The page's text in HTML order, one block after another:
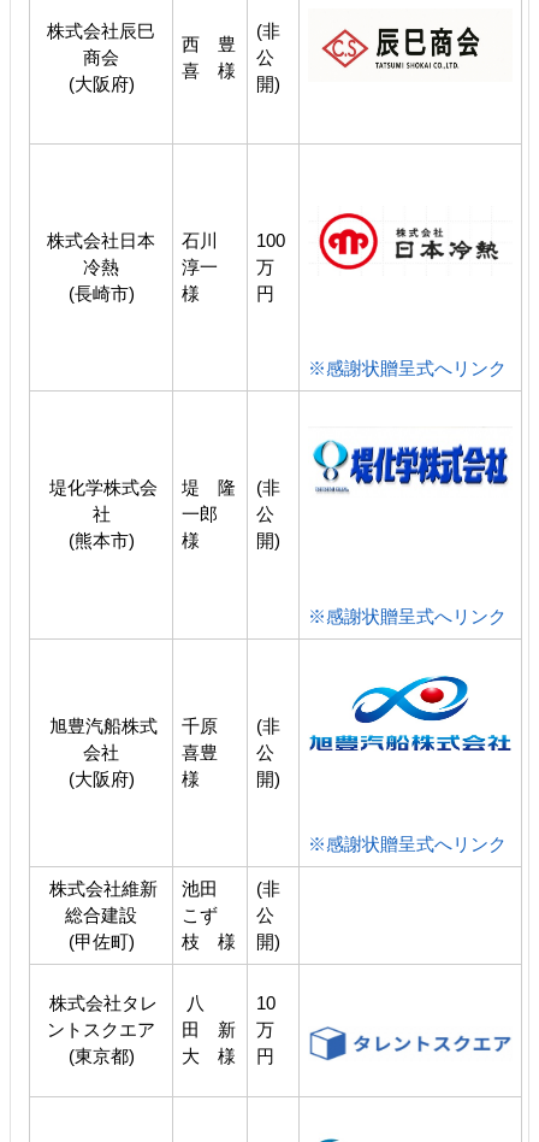
株式会社辰巳
商会
(大阪府)
西 豊
喜 様
(非
公
開)
株式会社日本
冷熱
(長崎市)
石川
淳一
様
100
万
円
※感謝状贈呈式へリンク
堤化学株式会
社
(熊本市)
堤 隆
一郎
様
(非
公
開)
※感謝状贈呈式へリンク
旭豊汽船株式
会社
(大阪府)
千原
喜豊
様
(非
公
開)
※感謝状贈呈式へリンク
株式会社維新
総合建設
(甲佐町)
池田
こず
枝 様
(非
公
開)
株式会社タレ
ントスクエア
(東京都)
八
田 新
大 様
10
万
円